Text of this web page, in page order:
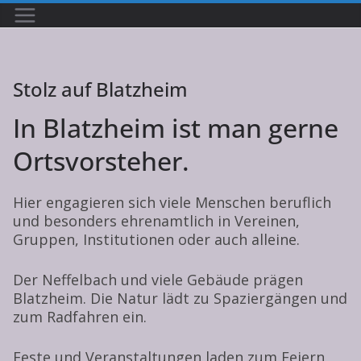
Zum
Inhalt
Stolz auf Blatzheim
In Blatzheim ist man gerne
Ortsvorsteher.
Hier engagieren sich viele Menschen beruflich
und besonders ehrenamtlich in Vereinen,
Gruppen, Institutionen oder auch alleine.
Der Neffelbach und viele Gebäude prägen
Blatzheim. Die Natur lädt zu Spaziergängen und
zum Radfahren ein.
Feste und Veranstaltungen laden zum Feiern